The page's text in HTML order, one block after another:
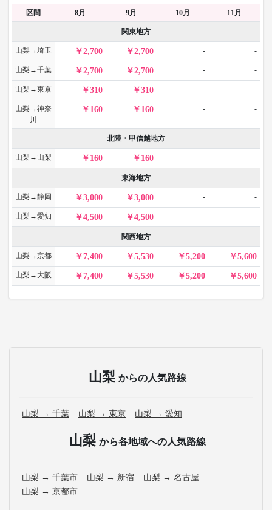
区間 8月 9月 10月 11月
関東地方
山梨→埼玉 2,700 2,700 - -
山梨→千葉 2,700 2,700 - -
山梨→東京 310 310 - -
山梨→神奈
川
160 160 - -
北陸・甲信越地方
山梨→山梨 160 160 - -
東海地方
山梨→静岡 3,000 3,000 - -
山梨→愛知 4,500 4,500 - -
関西地方
山梨→京都 7,400 5,530 5,200 5,600
山梨→大阪 7,400 5,530 5,200 5,600
山梨 からの人気路線
山梨 → 千葉 山梨 → 東京 山梨 → 愛知
山梨 から各地域への人気路線
山梨 → 千葉市 山梨 → 新宿
山梨 → 名古屋
山梨 → 京都市